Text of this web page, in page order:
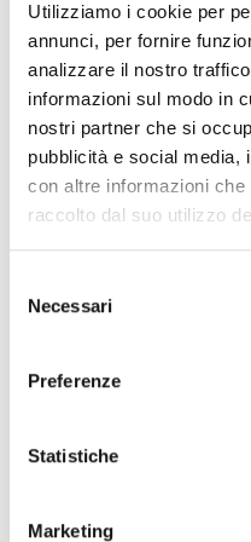
Utilizziamo i cookie per
annunci, per fornire
analizzare il nostro
informazioni sul modo in
nostri partner che si
pubblicità e social media,
con altre informazioni
raccolto dal suo utilizzo
delNecessari
Preferenze
Statistiche
Marketing
RICHIEDI